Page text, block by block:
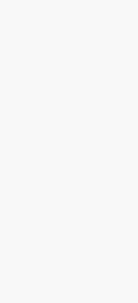
personnages
et bien plus !
interactifs,
parcours
d’échecs
enfants, un
s’arroser et
balançoires et
complètent
nouvelle, les
pourront